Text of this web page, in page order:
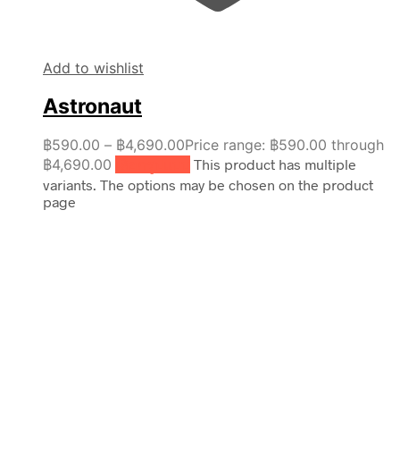
Add to wishlist
Astronaut
฿590.00 – ฿4,690.00Price range: ฿590.00 through
฿4,690.00
This product has multiple
variants. The options may be chosen on the product
page